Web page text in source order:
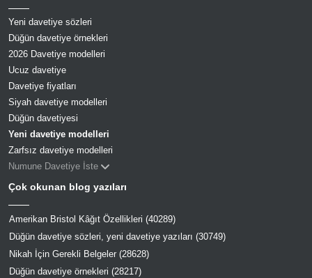
Yeni davetiye sözleri
Düğün davetiye örnekleri
2026 Davetiye modelleri
Ucuz davetiye
Davetiye fiyatları
Siyah davetiye modelleri
Düğün davetiyesi
Yeni davetiye modelleri
Zarfsız davetiye modelleri
Numune Davetiye İste
Çok okunan blog yazıları
Amerikan Bristol Kâğıt Özellikleri (40289)
Düğün davetiye sözleri, yeni davetiye yazıları (30749)
Nikah İçin Gerekli Belgeler (28628)
Düğün davetiye örnekleri (28217)